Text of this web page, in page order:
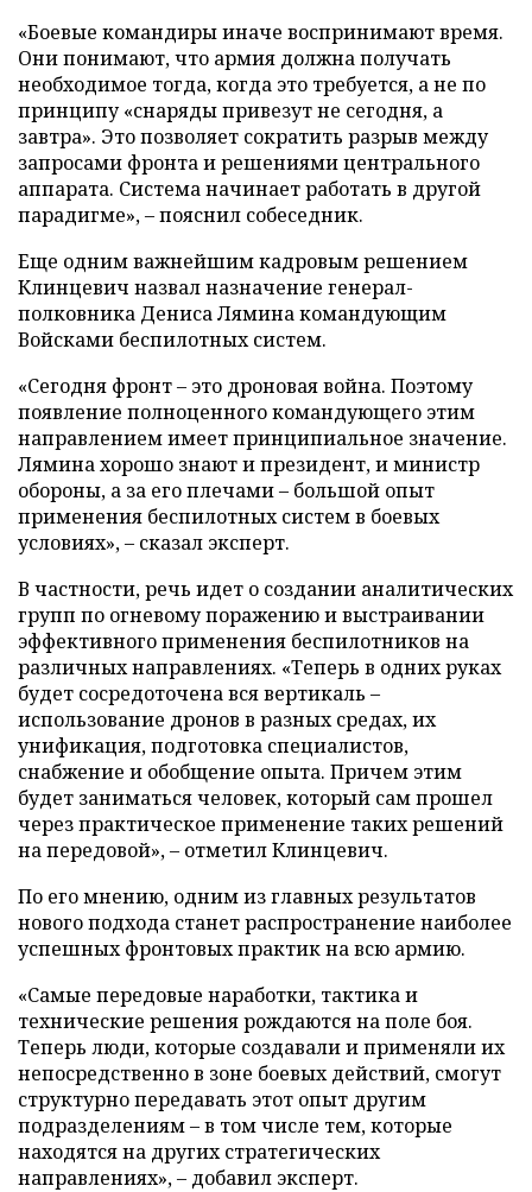
«Боевые командиры иначе воспринимают время.
Они понимают, что армия должна получать
необходимое тогда, когда это требуется, а не по
принципу «снаряды привезут не сегодня, а
завтра». Это позволяет сократить разрыв между
запросами фронта и решениями центрального
аппарата. Система начинает работать в другой
парадигме», – пояснил собеседник.
Еще одним важнейшим кадровым решением
Клинцевич назвал назначение генерал-
полковника Дениса Лямина командующим
Войсками беспилотных систем.
«Сегодня фронт – это дроновая война. Поэтому
появление полноценного командующего этим
направлением имеет принципиальное значение.
Лямина хорошо знают и президент, и министр
обороны, а за его плечами – большой опыт
применения беспилотных систем в боевых
условиях», – сказал эксперт.
В частности, речь идет о создании аналитических
групп по огневому поражению и выстраивании
эффективного применения беспилотников на
различных направлениях. «Теперь в одних руках
будет сосредоточена вся вертикаль –
использование дронов в разных средах, их
унификация, подготовка специалистов,
снабжение и обобщение опыта. Причем этим
будет заниматься человек, который сам прошел
через практическое применение таких решений
на передовой», – отметил Клинцевич.
По его мнению, одним из главных результатов
нового подхода станет распространение наиболее
успешных фронтовых практик на всю армию.
«Самые передовые наработки, тактика и
технические решения рождаются на поле боя.
Теперь люди, которые создавали и применяли их
непосредственно в зоне боевых действий, смогут
структурно передавать этот опыт другим
подразделениям – в том числе тем, которые
находятся на других стратегических
направлениях», – добавил эксперт.